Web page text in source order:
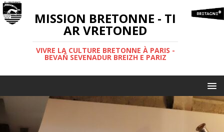
MISSION BRETONNE - TI
AR VRETONED
VIVRE LA CULTURE BRETONNE À PARIS -
BEVAÑ SEVENADUR BREIZH E PARIZ